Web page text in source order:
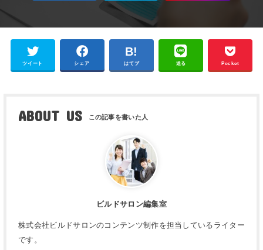
ツイート シェア はてブ 送る Pocket
ABOUT US
ビルドサロン編集室
株式会社ビルドサロンのコンテンツ制作を担当しているライター
です。